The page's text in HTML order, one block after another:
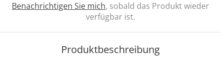
Benachrichtigen Sie mich, sobald das Produkt wieder
verfügbar ist.
Produktbeschreibung